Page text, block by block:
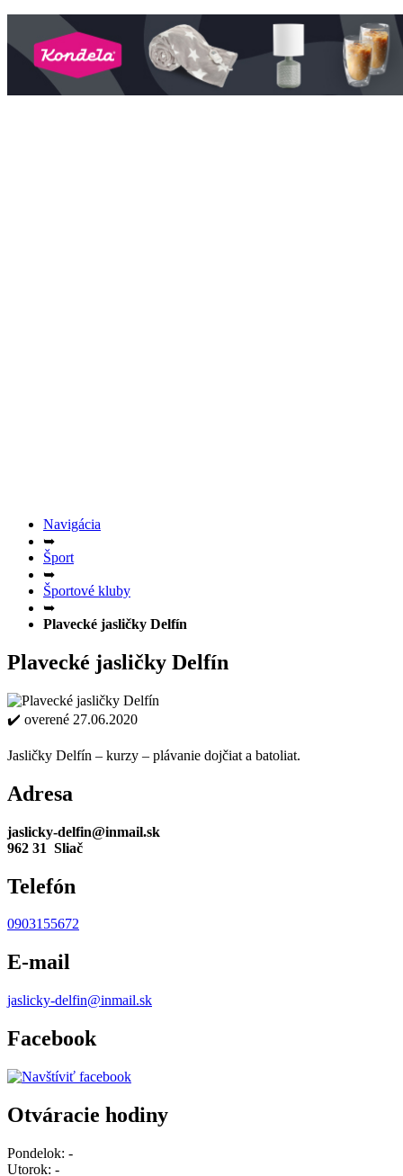
Navigácia
➥
Šport
➥
Športové kluby
➥
Plavecké jasličky Delfín
Plavecké jasličky Delfín
✔️ overené 27.06.2020
Jasličky Delfín – kurzy – plávanie dojčiat a batoliat.
Adresa
jaslicky-delfin@inmail.sk
962 31 Sliač
Telefón
0903155672
E-mail
jaslicky-delfin@inmail.sk
Facebook
Otváracie hodiny
Pondelok: -
Utorok: -